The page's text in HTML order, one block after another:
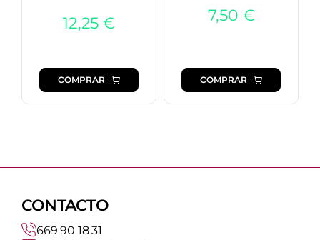
12,25 €
COMPRAR
7,50 €
COMPRAR
CONTACTO
669 90 18 31